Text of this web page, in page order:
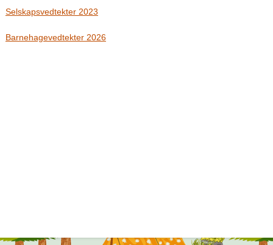
Selskapsvedtekter 2023
Barnehagevedtekter 2026